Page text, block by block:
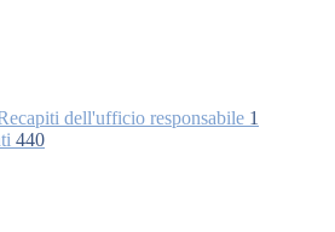
dell'ufficio responsabile 1
440